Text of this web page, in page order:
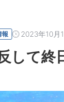
報 2023年10月
して終